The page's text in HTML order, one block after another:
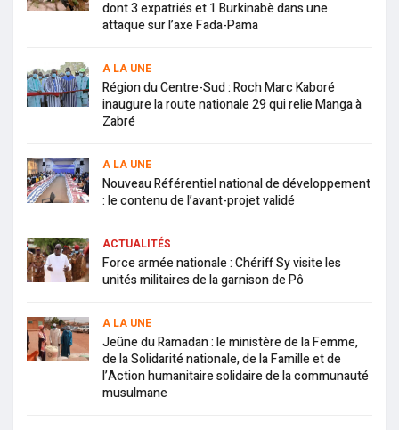
dont 3 expatriés et 1 Burkinabè dans une
attaque sur l’axe Fada-Pama
A LA UNE
Région du Centre-Sud : Roch Marc Kaboré
inaugure la route nationale 29 qui relie Manga à
Zabré
A LA UNE
Nouveau Référentiel national de développement
: le contenu de l’avant-projet validé
ACTUALITÉS
Force armée nationale : Chériff Sy visite les
unités militaires de la garnison de Pô
A LA UNE
Jeûne du Ramadan : le ministère de la Femme,
de la Solidarité nationale, de la Famille et de
l’Action humanitaire solidaire de la communauté
musulmane